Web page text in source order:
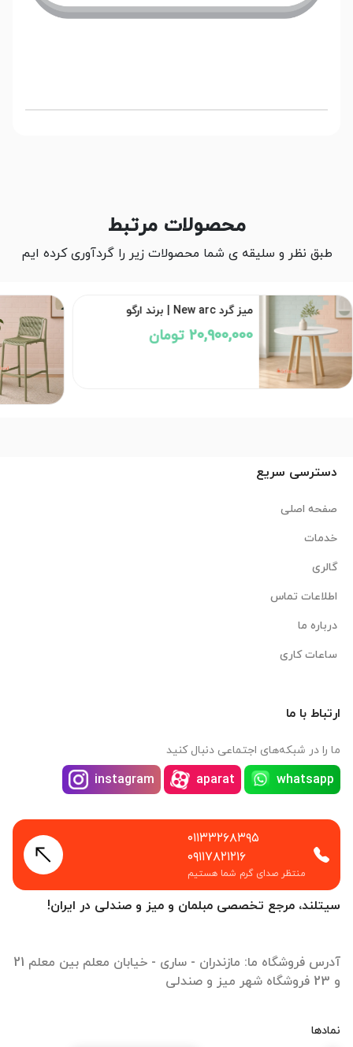
محصولات مرتبط
طبق نظر و سلیقه ی شما محصولات زیر را گردآوری کرده ایم
میز گرد New arc | برند ارگو
20,900,000 تومان
سیتلند، مرجع تخصصی مبلمان و میز و صندلی در ایران!
آدرس فروشگاه ما: مازندران - ساری - خیابان معلم بین معلم 21
و 23 فروشگاه شهر میز و صندلی
نمادها
دسترسی سریع
صفحه اصلی
خدمات
گالری
اطلاعات تماس
درباره ما
ساعات کاری
ارتباط با ما
ما را در شبکه‌های اجتماعی دنبال کنید
whatsapp
aparat
instagram
۰۱۱۳۳۲۶۸۳۹۵
۰۹۱۱۷۸۲۱۲۱۶
منتظر صدای گرم شما هستیم